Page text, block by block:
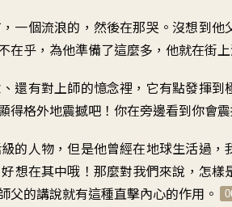
， 一個流浪的，然後在那哭 。沒想到他
在乎 ， 為他準備了這麼多 ， 他就在街
、還有對上師的憶念裡 ， 它有點發揮到
得格外地震撼吧 ！ 你在旁邊看到你會
的人物 ，但是他曾經在地球生活過 ，
好想在其中哦 ！ 那麼對我們來說 ， 怎樣
父的講說就有這種直擊內心的作用 。